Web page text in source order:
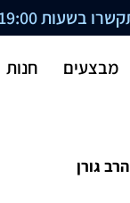
09:00-19:00 לטלפון
מבצעים חנות
גורן